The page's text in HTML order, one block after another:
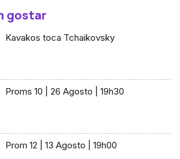
gostar
Kavakos toca Tchaikovsky
Proms 10 | 26 Agosto | 19h30
Prom 12 | 13 Agosto | 19h00